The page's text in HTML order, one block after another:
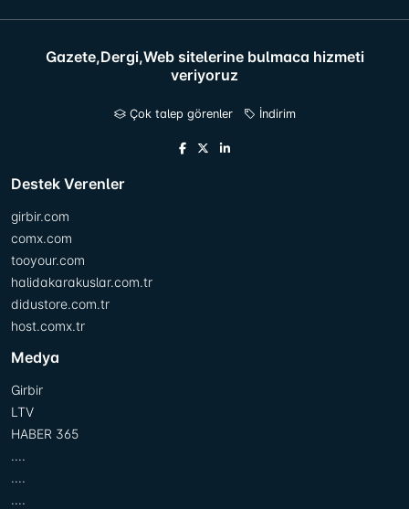
Gazete,Dergi,Web sitelerine bulmaca hizmeti
veriyoruz
Çok talep görenler İndirim
Destek Verenler
girbir.com
comx.com
tooyour.com
halidakarakuslar.com.tr
didustore.com.tr
host.comx.tr
Medya
Girbir
LTV
HABER 365
....
....
....